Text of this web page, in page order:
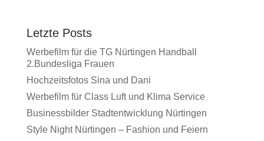
Letzte Posts
Werbefilm für die TG Nürtingen Handball
2.Bundesliga Frauen
Hochzeitsfotos Sina und Dani
Werbefilm für Class Luft und Klima Service
Businessbilder Stadtentwicklung Nürtingen
Style Night Nürtingen – Fashion und Feiern